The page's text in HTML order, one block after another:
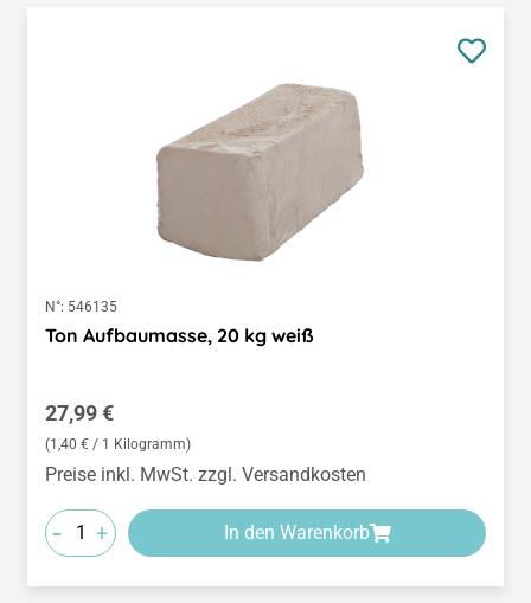
N°: 546135
Ton Aufbaumasse, 20 kg weiß
Regulärer Preis:
27,99 €
(1,40 € / 1 Kilogramm)
Preise inkl. MwSt. zzgl. Versandkosten
- + In den Warenkorb